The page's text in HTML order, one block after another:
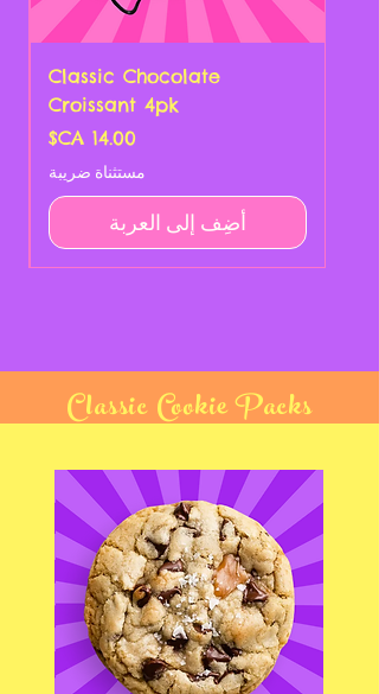
Classic Chocolate
Croissant 4pk
السعر
مستثناة ضريبة
أضِف إلى العربة
Classic Cookie Packs